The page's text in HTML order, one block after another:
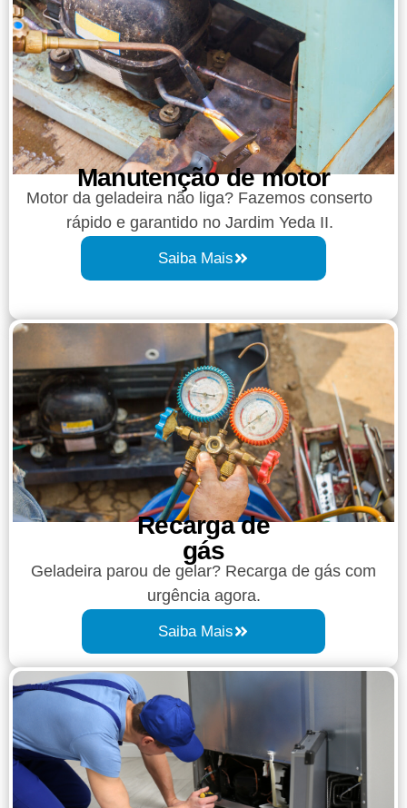
Manutenção de motor
Motor da geladeira não liga? Fazemos conserto
rápido e garantido no Jardim Yeda II.
Saiba Mais
Recarga de
gás
Geladeira parou de gelar? Recarga de gás com
urgência agora.
Saiba Mais